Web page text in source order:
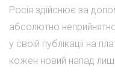
Росія здійснює за
абсолютно
у своїй публікації на
кожен новий напад